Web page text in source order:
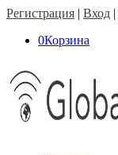
Регистрация | Вход |
0Корзина